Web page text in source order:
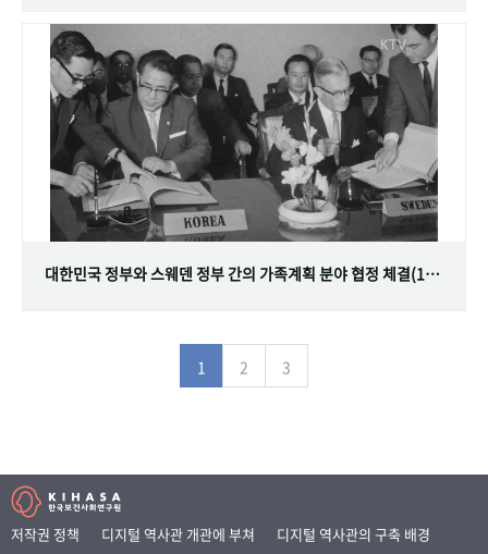
대한민국 정부와 스웨덴 정부 간의 가족계획 분야 협정 체결(1968.07.12)
1 2 3
저작권 정책 디지털 역사관 개관에 부쳐
디지털 역사관의 구축 배경